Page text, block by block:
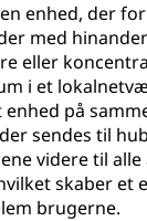
enhed, der
med
eller
i et
på
sendes til
videre til alle
skaber et
brugerne.